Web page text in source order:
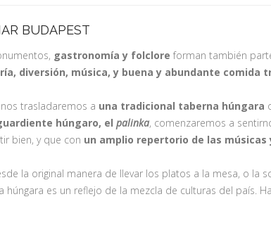
BUDAPEST
gastronomía y folclore forman también
diversión, música, y buena y abundante comida
trasladaremos a una tradicional taberna húngara
húngaro, el palinka, comenzaremos a
bien, y que con un amplio repertorio de las músicas
la original manera de llevar los platos a la mesa, o
húngara es un reflejo de la mezcla de culturas del país.